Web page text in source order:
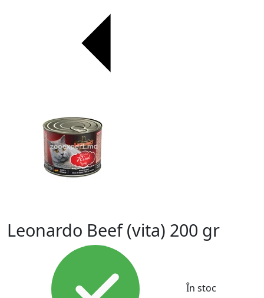
Leonardo Beef (vita) 200 gr
În stoc